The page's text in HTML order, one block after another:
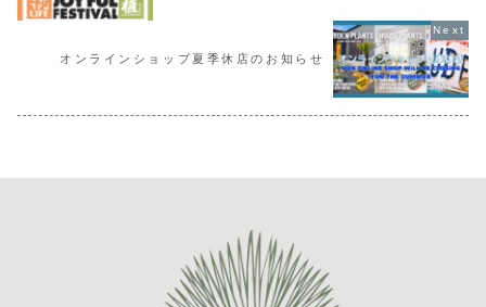
オンラインショップ夏季休店のお知らせ